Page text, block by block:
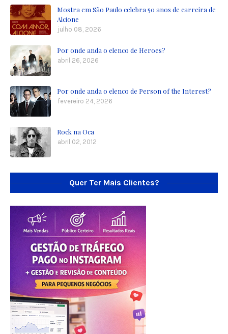
Mostra em São Paulo celebra 50 anos de carreira de
Alcione
julho 08, 2026
Por onde anda o elenco de Heroes?
abril 26, 2026
Por onde anda o elenco de Person of the Interest?
fevereiro 24, 2026
Rock na Oca
abril 02, 2012
Quer Ter Mais Clientes?